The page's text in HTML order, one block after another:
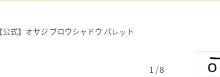
【公式】オサジ ブロウシャドウ パレット
1 /8